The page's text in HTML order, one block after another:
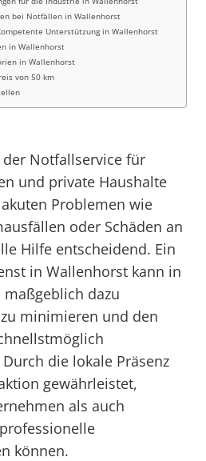
bei Notfällen in Wallenhorst
Unterstützung in Wallenhorst
in Wallenhorst
in Wallenhorst
von 50 km
Notfallservice für
und private Haushalte
Problemen wie
oder Schäden an
Hilfe entscheidend. Ein
in Wallenhorst kann in
dazu
minimieren und den
die lokale Präsenz
gewährleistet,
als auch
können.